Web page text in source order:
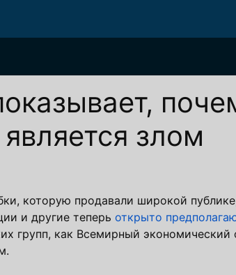
злом
которую продавали широкой
и другие теперь открыто
групп, как Всемирный